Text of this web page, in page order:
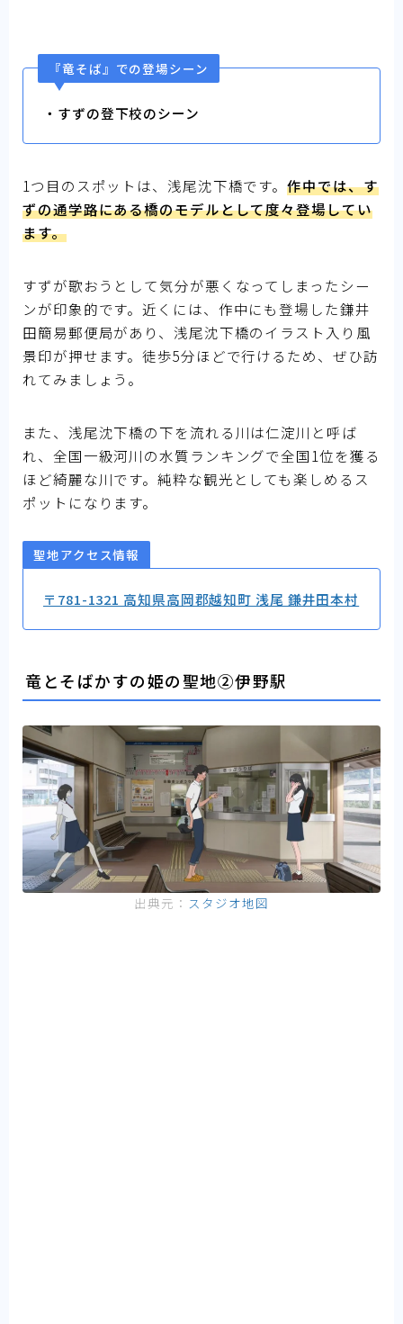
『竜そば』での登場シーン
・すずの登下校のシーン
1つ目のスポットは、浅尾沈下橋です。作中では、す
ずの通学路にある橋のモデルとして度々登場してい
ます。
すずが歌おうとして気分が悪くなってしまったシー
ンが印象的です。近くには、作中にも登場した鎌井
田簡易郵便局があり、浅尾沈下橋のイラスト入り風
景印が押せます。徒歩5分ほどで行けるため、ぜひ訪
れてみましょう。
また、浅尾沈下橋の下を流れる川は仁淀川と呼ば
れ、全国一級河川の水質ランキングで全国1位を獲る
ほど綺麗な川です。純粋な観光としても楽しめるス
ポットになります。
聖地アクセス情報
〒781-1321 高知県高岡郡越知町 浅尾 鎌井田本村
竜とそばかすの姫の聖地②伊野駅
出典元： スタジオ地図